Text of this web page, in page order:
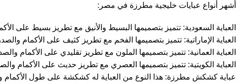
أشهر أنواع عبايات خليجية مطرزة في مصر:
العباية السعودية: تتميز بتصميمها البسيط والأنيق مع تطريز بسيط على
العباية الإماراتية: تتميز بتصميمها الفخم مع تطريز كثيف على الأكمام
العباية العمانية: تتميز بتصميمها الملون مع تطريز تقليدي على الأكمام
العباية الكويتية: تتميز بتصميمها العصري مع تطريز حديث على الأكمام
عباية كشكش مطرزة: هذا النوع من العباية له كشكشة على طول الأكمام